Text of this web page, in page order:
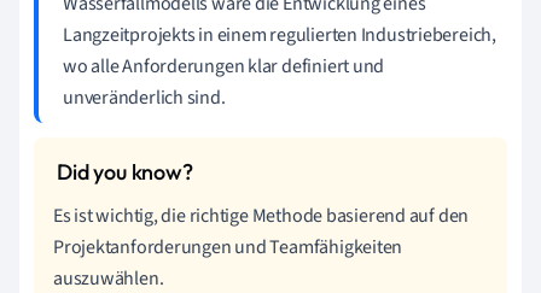
Langzeitprojekts in einem regulierten Industriebereich,
wo alle Anforderungen klar definiert und
unveränderlich sind.
Es ist wichtig, die richtige Methode basierend auf den
Projektanforderungen und Teamfähigkeiten
auszuwählen.